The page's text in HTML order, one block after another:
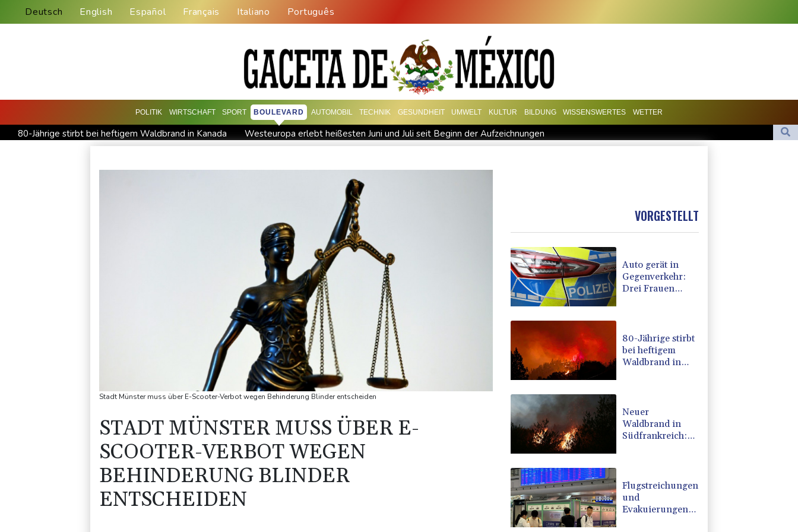
Deutsch English Español Français Italiano Português
POLITIK WIRTSCHAFT SPORT BOULEVARD AUTOMOBIL TECHNIK GESUNDHEIT UMWELT KULTUR BILDUNG WISSENSWERTES WETTER
80-Jährige stirbt bei heftigem Waldbrand in Kanada
Westeuropa erlebt heißesten Juni und Juli seit Beginn der Aufzeichnungen
Trauer um Jorge Messi: Fußballstar Lionel Messi nimmt Abschied von seinem Vater
Nowitzki trauert um ersten NBA-Coach Nelson: "RIP, Legende"
Umfrage: Mehrheit der Deutschen gegen Abschaffung der "Rente mit 63"
Bericht: Dobrindt verdoppelt Anti-Drohnen-Einheiten der Bundespolizei
Stadt Münster muss über E-Scooter-Verbot wegen Behinderung Blinder entscheiden
STADT MÜNSTER MUSS ÜBER E-
SCOOTER-VERBOT WEGEN
BEHINDERUNG BLINDER
ENTSCHEIDEN
VORGESTELLT
Auto gerät in
Gegenverkehr:
Drei Frauen
80-Jährige stirbt
bei heftigem
Waldbrand in
Neuer
Waldbrand in
Südfrankreich:
Flugstreichungen
und
Evakuierungen: